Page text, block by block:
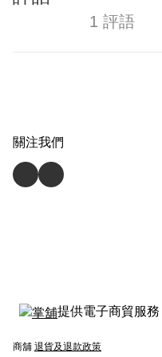
1 評語
關注我們
提供電子商貿服務
商舖 退貨及退款政策